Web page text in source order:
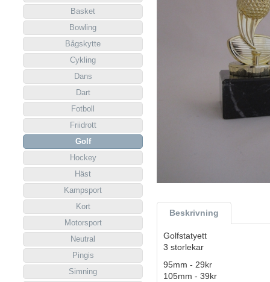
Basket
Bowling
Bågskytte
Cykling
Dans
Dart
Fotboll
Friidrott
Golf
Hockey
Häst
Kampsport
Kort
Motorsport
Neutral
Pingis
Simning
Beskrivning
Golfstatyett
3 storlekar
95mm - 29kr
105mm - 39kr